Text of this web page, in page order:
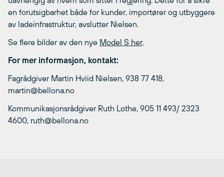
en forutsigbarhet både for kunder, importører og utbyggere
av ladeinfrastruktur, avslutter Nielsen.
Se flere bilder av den nye Model S her.
For mer informasjon, kontakt:
Fagrådgiver Martin Hviid Nielsen, 938 77 418,
martin@bellona.no
Kommunikasjonsrådgiver Ruth Lothe, 905 11 493/ 2323
4600, ruth@bellona.no